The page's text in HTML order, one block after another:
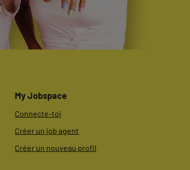
My Jobspace
Connecte-toi
Créer un job agent
Créer un nouveau profil